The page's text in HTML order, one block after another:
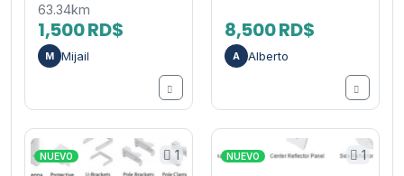
63.34km
1,500 RD$
M Mijail
8,500 RD$
A Alberto
1
NUEVO 1
NUEVO